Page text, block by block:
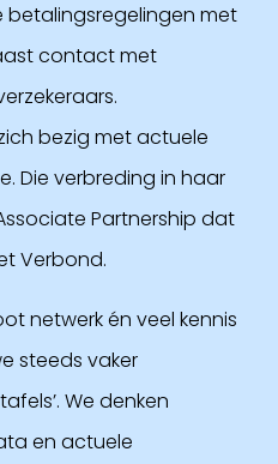
betalingsregelingen met
contact met
bezig met actuele
Die verbreding in haar
Partnership dat
Verbond.
netwerk én veel kennis
steeds vaker
We denken
en actuele